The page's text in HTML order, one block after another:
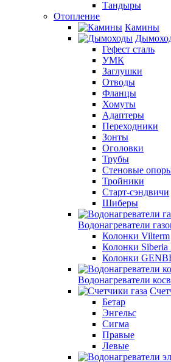
Тандыры
Отопление
Камины
Гефест сталь
УМК
Заглушки
Отводы
Фланцы
Хомуты
Адаптеры
Переходники
Зонты
Оголовки
Трубы
Стеновые
Тройники
Старт-сэндвичи
Шиберы
Водонагреватели
Колонки Vilterm
Колонки Siberia
Колонки
Водонагреватели
Бетар
Энгельс
Сигма
Правые
Левые